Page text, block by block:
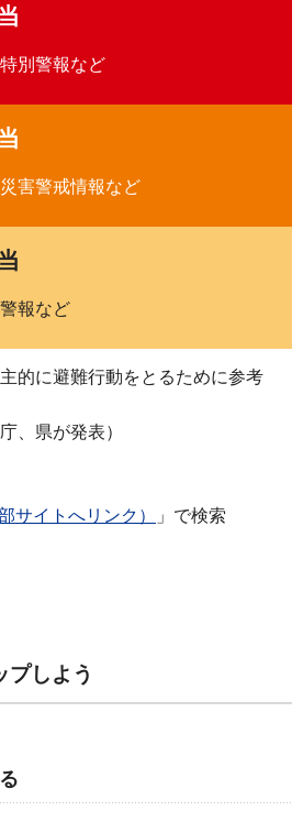
別警報など
害警戒情報など
報など
的に避難行動をとるために参考
、県が発表）
サイトへリンク） 」で検索
プしよう